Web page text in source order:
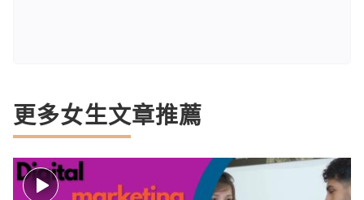
更多女生文章推薦